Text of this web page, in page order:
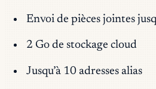
Envoi de pièces jointes
2 Go de stockage cloud
Jusqu’à 10 adresses alias